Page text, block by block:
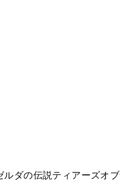
ルダの伝説ティアーズオ